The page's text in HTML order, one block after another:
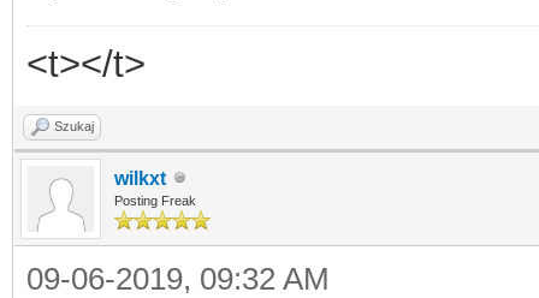
<t></t>
Szukaj
wilkxt
Posting Freak
09-06-2019, 09:32 AM